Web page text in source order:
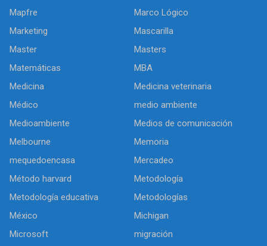
Mapfre
Marco Lógico
Marketing
Mascarilla
Master
Masters
Matemáticas
MBA
Medicina
Medicina veterinaria
Médico
medio ambiente
Medioambiente
Medios de comunicación
Melbourne
Memoria
mequedoencasa
Mercadeo
Método harvard
Metodología
Metodología educativa
Metodologías
México
Michigan
Microsoft
migración